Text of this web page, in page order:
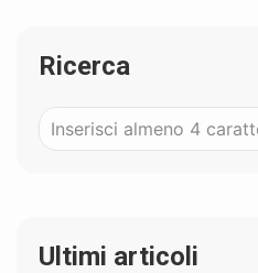
Ricerca
Ultimi articoli